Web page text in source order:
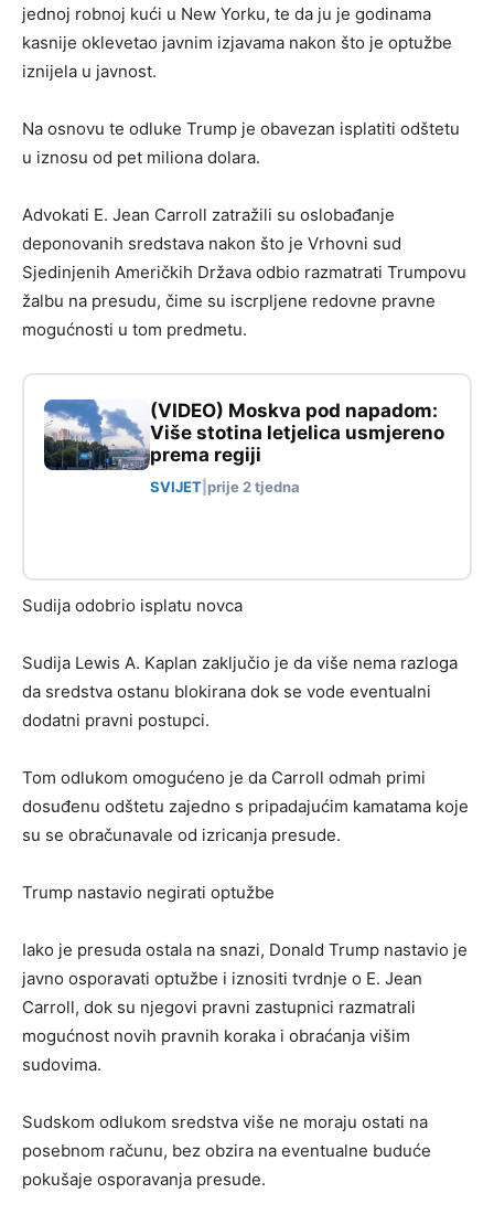
jednoj robnoj kući u New Yorku, te da ju je godinama
kasnije oklevetao javnim izjavama nakon što je optužbe
iznijela u javnost.
Na osnovu te odluke Trump je obavezan isplatiti odštetu
u iznosu od pet miliona dolara.
Advokati E. Jean Carroll zatražili su oslobađanje
deponovanih sredstava nakon što je Vrhovni sud
Sjedinjenih Američkih Država odbio razmatrati Trumpovu
žalbu na presudu, čime su iscrpljene redovne pravne
mogućnosti u tom predmetu.
(VIDEO) Moskva pod napadom:
Više stotina letjelica usmjereno
prema regiji
SVIJET prije 2 tjedna
Sudija odobrio isplatu novca
Sudija Lewis A. Kaplan zaključio je da više nema razloga
da sredstva ostanu blokirana dok se vode eventualni
dodatni pravni postupci.
Tom odlukom omogućeno je da Carroll odmah primi
dosuđenu odštetu zajedno s pripadajućim kamatama koje
su se obračunavale od izricanja presude.
Trump nastavio negirati optužbe
Iako je presuda ostala na snazi, Donald Trump nastavio je
javno osporavati optužbe i iznositi tvrdnje o E. Jean
Carroll, dok su njegovi pravni zastupnici razmatrali
mogućnost novih pravnih koraka i obraćanja višim
sudovima.
Sudskom odlukom sredstva više ne moraju ostati na
posebnom računu, bez obzira na eventualne buduće
pokušaje osporavanja presude.